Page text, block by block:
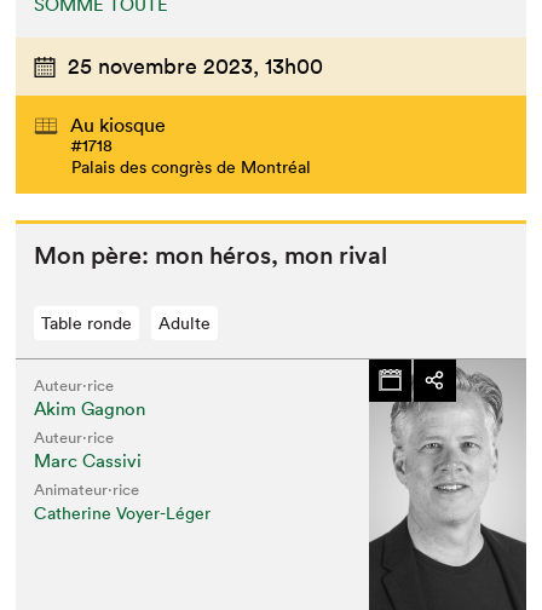
Que cherchez-vous?
SOMME TOUTE
25 novembre 2023, 13h00
Au kiosque
#1718
Palais des congrès de Montréal
Mon père: mon héros, mon rival
Table ronde Adulte
Auteur·rice
Akim Gagnon
Auteur·rice
Marc Cassivi
Animateur⋅rice
Catherine Voyer-Léger